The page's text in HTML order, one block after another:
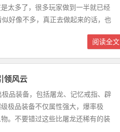
太多了，很多玩家做到一半就已经
好像不多，真正去做起来的话，也
阅读全文
领风云
品装备，包括屠龙、记忆戒指、辟
极品装备不仅属性强大，爆率极
。不要错过这些比屠龙还稀有的装